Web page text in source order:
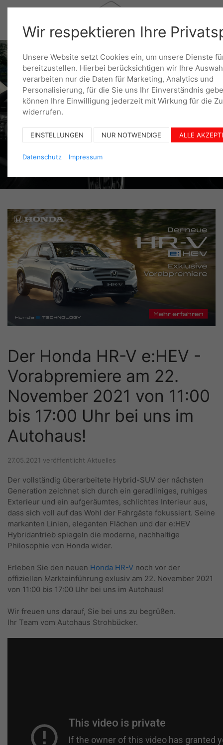
Der Honda HR-V e:HEV -
Vorabpremiere am 22.
November 2021 von 11:00
bis 17:00 Uhr bei uns im
Autohaus!
27.05.2021 veröffentlicht Aktuelles
Der vollständig überarbeitete Hybrid-SUV der nächsten
Generation zeichnet sich durch ein geradliniges, ruhiges
Exterieur und ein aufgeräumtes, schlichtes Interieur aus,
dass sich voll auf das Wohl der Fahrgäste fokussiert. Seine
markanten Linien, eleganten Flächen und der e:HEV
Hybridantrieb spiegeln die moderne, nachhaltige
Philosophie von Honda wider.
Erleben Sie den neuen Honda HR-V noch vor der
offiziellen Markteinführung exlusiv am 22. November 2021
von 11:00 bis 17:00 Uhr bei uns im Autohaus!
Wir freuen uns darauf, Sie bei uns zu begrüßen.
Ihr Team vom Autohaus Strohbücker.
Wir respektieren Ihre
Unsere Website setzt Cookies ein, um unsere Dienste
bereitzustellen. Hierbei berücksichtigen wir Ihre
verarbeiten nur die Daten für Marketing, Analytics und
Personalisierung, für die Sie uns Ihr Einverständnis
können Ihre Einwilligung jederzeit mit Wirkung für die
widerrufen.
EINSTELLUNGEN NUR NOTWENDIGE ALLE
Datenschutz Impressum